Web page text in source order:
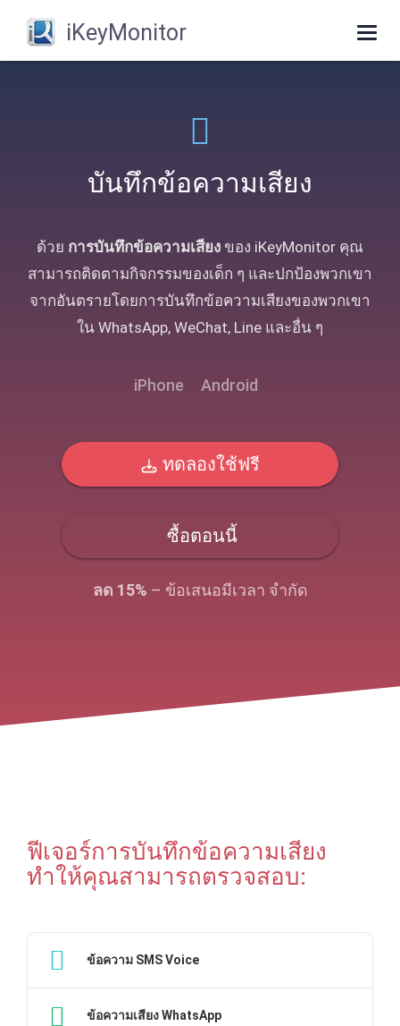
iKeyMonitor
บันทึกข้อความเสียง
ด้วย การบันทึกข้อความเสียง ของ iKeyMonitor คุณ
สามารถติดตามกิจกรรมของเด็ก ๆ และปกป้องพวกเขา
จากอันตรายโดยการบันทึกข้อความเสียงของพวกเขา
ใน WhatsApp, WeChat, Line และอื่น ๆ
iPhone Android
ทดลองใช้ฟรี
ซื้อตอนนี้
ลด 15% – ข้อเสนอมีเวลา จํากัด
ฟีเจอร์การบันทึกข้อความเสียง
ทำให้คุณสามารถตรวจสอบ:
ข้อความ SMS Voice
ข้อความเสียง WhatsApp